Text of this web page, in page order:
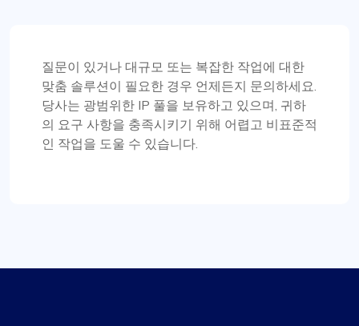
환상적인 경험!
솔직히 저는 꽤 오랫동안 괜찮은 프록시를 찾아 헤매
었습니다. 내 친구가 Proxycompass를 사용해 보라
고 제안했고, 나는 그들의 고객 서비스에 깜짝 놀랐
계속해서 이 서비스를 이용할 계획입니다. 👍🙂
질문이 있거나 대규모 또는 복잡한 작업에 대한
맞춤 솔루션이 필요한 경우 언제든지 문의하세요.
당사는 광범위한 IP 풀을 보유하고 있으며, 귀하
의 요구 사항을 충족시키기 위해 어렵고 비표준적
인 작업을 도울 수 있습니다.